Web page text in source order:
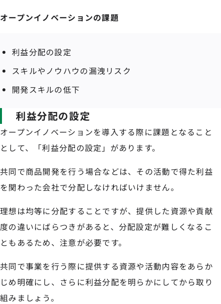
オープンイノベーションの課題
利益分配の設定
スキルやノウハウの漏洩リスク
開発スキルの低下
利益分配の設定
オープンイノベーションを導入する際に課題となること
として、「利益分配の設定」があります。
共同で商品開発を行う場合などは、その活動で得た利益
を関わった会社で分配しなければいけません。
理想は均等に分配することですが、提供した資源や貢献
度の違いにばらつきがあると、分配設定が難しくなるこ
ともあるため、注意が必要です。
共同で事業を行う際に提供する資源や活動内容をあらか
じめ明確にし、さらに利益分配を明らかにしてから取り
組みましょう。